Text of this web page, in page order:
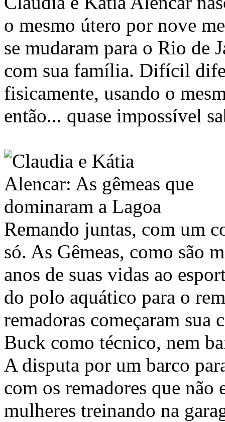
o mesmo útero por nove
se mudaram para o Rio de
com sua família. Difícil
fisicamente, usando o
então... quase impossível
Remando juntas, com um
só. As Gêmeas, como são
anos de suas vidas ao
do polo aquático para o
remadoras começaram
Buck como técnico, nem
A disputa por um barco
com os remadores que não
mulheres treinando na